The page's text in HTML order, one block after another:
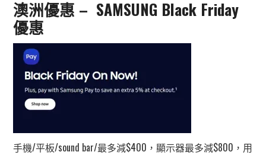
澳洲優惠 – SAMSUNG Black Friday
優惠
手機/平板/sound bar/最多減$400，顯示器最多減$800，用